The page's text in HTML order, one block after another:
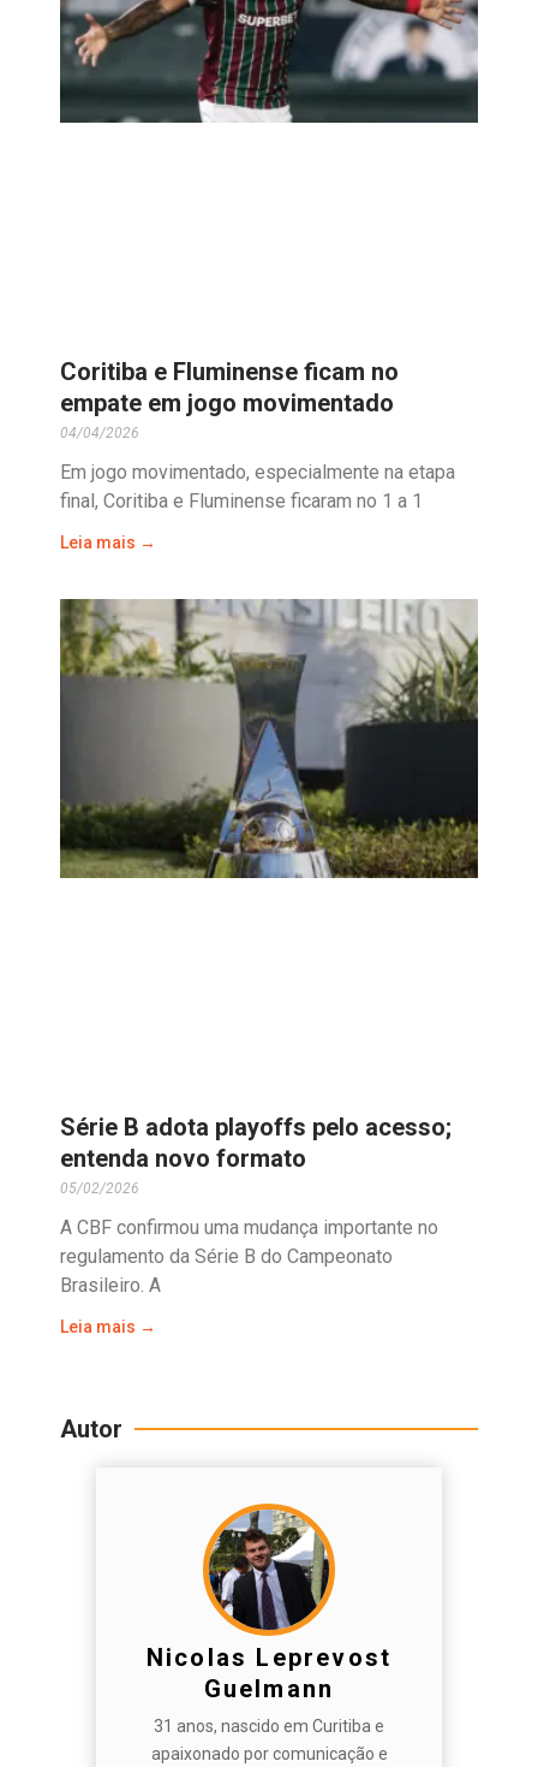
Coritiba e Fluminense ficam no
empate em jogo movimentado
04/04/2026
Em jogo movimentado, especialmente na etapa
final, Coritiba e Fluminense ficaram no 1 a 1
Leia mais →
Série B adota playoffs pelo acesso;
entenda novo formato
05/02/2026
A CBF confirmou uma mudança importante no
regulamento da Série B do Campeonato
Brasileiro. A
Leia mais →
Autor
Nicolas Leprevost
Guelmann
31 anos, nascido em Curitiba e
apaixonado por comunicação e